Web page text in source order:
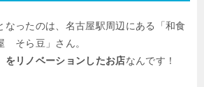
なったのは、名古屋駅周辺にある「和食
そら豆」さん。
をリノベーションしたお店なんです！